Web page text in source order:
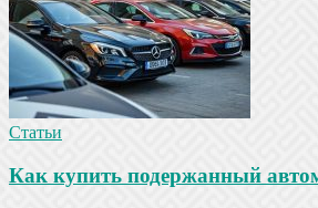
Статьи
Как купить подержанный